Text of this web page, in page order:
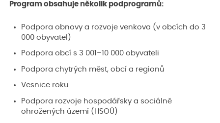
Program obsahuje několik podprogramů:
Podpora obnovy a rozvoje venkova (v obcích do 3
000 obyvatel)
Podpora obcí s 3 001–10 000 obyvateli
Podpora chytrých měst, obcí a regionů
Vesnice roku
Podpora rozvoje hospodářsky a sociálně
ohrožených území (HSOÚ)